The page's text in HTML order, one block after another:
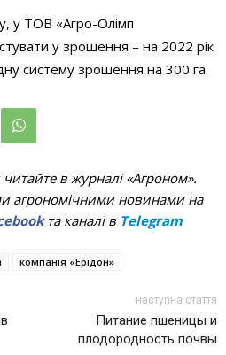
у ТОВ «Агро-Олімп
у зрошення – на 2022 рік
систему зрошення на 300 га.
в журналі «Агроном».
агрономічними новинами на
та каналі в Telegram
компанія «Ерідон»
наступна стаття
Питание пшеницы и
плодородность почвы